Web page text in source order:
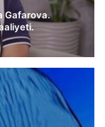
Gafarova.